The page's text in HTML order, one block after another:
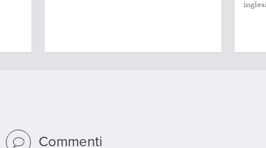
Commenti